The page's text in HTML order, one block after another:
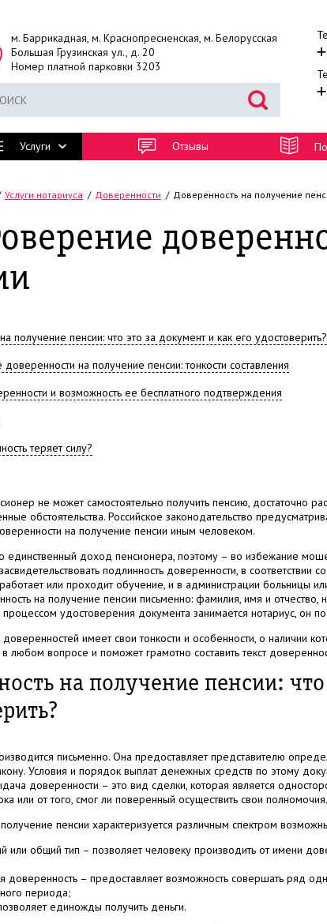
м. Баррикадная, м. Краснопресненская, м. Белорусская
Большая Грузинская ул., д. 20
Номер платной парковки 3203
Услуги Отзывы
Услуги нотариуса Доверенности Доверенность на получение
получение пенсии: что это за документ и как его удостоверить?
на получение пенсии: тонкости составления
и возможность ее бесплатного подтверждения
теряет силу?
не может самостоятельно получить пенсию, достаточно
обстоятельства. Российское законодательство
на получение пенсии иным человеком.
единственный доход пенсионера, поэтому – во избежание
подлинность доверенности, в
или проходит обучение, и в администрации больницы
на получение пенсии письменно: фамилия, имя и отчество,
удостоверения документа занимается нотариус, он
имеет свои тонкости и особенности, о наличии
в любом вопросе и поможет грамотно составить текст
на получение пенсии: что
письменно. Она предоставляет представителю
Условия и порядок выплат денежных средств по этому
доверенности – это вид сделки, которая является
или от того, смог ли поверенный осуществить свои полномочия.
пенсии характеризуется различным спектром
или общий тип – позволяет человеку производить от имени
доверенность – предоставляет возможность совершать ряд
периода;
единожды получить деньги.